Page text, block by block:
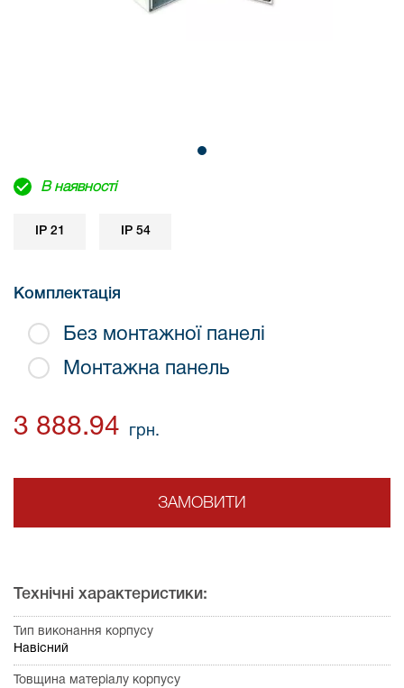
В наявності
IP 21 IP 54
Комплектація
Без монтажної панелі
Монтажна панель
3 888.94 грн.
ЗАМОВИТИ
Технічні характеристики:
Тип виконання корпусу
Навісний
Товщина матеріалу корпусу